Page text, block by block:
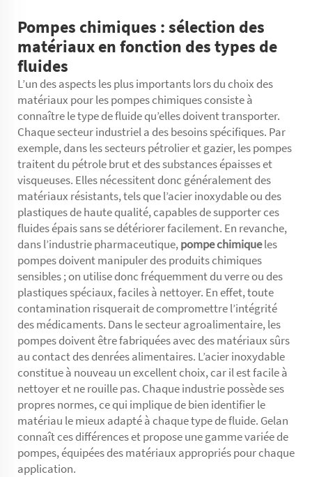
Pompes chimiques : sélection des
matériaux en fonction des types de
fluides
L’un des aspects les plus importants lors du choix des
matériaux pour les pompes chimiques consiste à
connaître le type de fluide qu’elles doivent transporter.
Chaque secteur industriel a des besoins spécifiques. Par
exemple, dans les secteurs pétrolier et gazier, les pompes
traitent du pétrole brut et des substances épaisses et
visqueuses. Elles nécessitent donc généralement des
matériaux résistants, tels que l’acier inoxydable ou des
plastiques de haute qualité, capables de supporter ces
fluides épais sans se détériorer facilement. En revanche,
dans l’industrie pharmaceutique,pompe chimiqueles
pompes doivent manipuler des produits chimiques
sensibles ; on utilise donc fréquemment du verre ou des
plastiques spéciaux, faciles à nettoyer. En effet, toute
contamination risquerait de compromettre l’intégrité
des médicaments. Dans le secteur agroalimentaire, les
pompes doivent être fabriquées avec des matériaux sûrs
au contact des denrées alimentaires. L’acier inoxydable
constitue à nouveau un excellent choix, car il est facile à
nettoyer et ne rouille pas. Chaque industrie possède ses
propres normes, ce qui implique de bien identifier le
matériau le mieux adapté à chaque type de fluide. Gelan
connaît ces différences et propose une gamme variée de
pompes, équipées des matériaux appropriés pour chaque
application.